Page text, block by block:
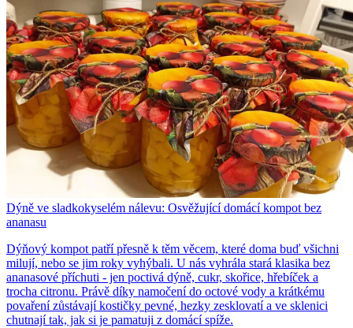
Dýně ve sladkokyselém nálevu: Osvěžující domácí kompot bez
ananasu
Dýňový kompot patří přesně k těm věcem, které doma buď všichni
milují, nebo se jim roky vyhýbali. U nás vyhrála stará klasika bez
ananasové příchuti - jen poctivá dýně, cukr, skořice, hřebíček a
trocha citronu. Právě díky namočení do octové vody a krátkému
povaření zůstávají kostičky pevné, hezky zesklovatí a ve sklenici
chutnají tak, jak si je pamatuji z domácí spíže.